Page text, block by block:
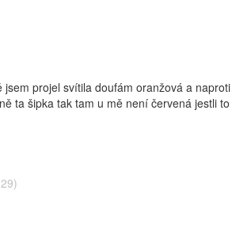
projel svítila doufám oranžová a
ta šipka tak tam u mě není červená jestli